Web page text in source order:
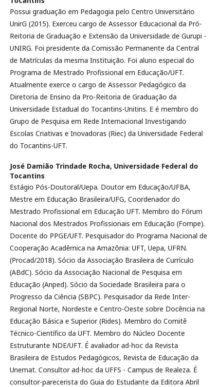
Possui graduação em Pedagogia pelo Centro Universitário
UnirG (2015). Exerceu cargo de Assessor Educacional da Pró-
Reitoria de Graduação e Extensão da Universidade de Gurupi -
UNIRG. Foi presidente da Comissão Permanente da Central
de Matrículas da mesma Instituição. Foi aluno especial do
Programa de Mestrado Profissional em Educação/UFT.
Atualmente exerce o cargo de Assessor Pedagógico da
Diretoria de Ensino da Pro-Reitoria de Graduação da
Universidade Estadual do Tocantins-Unitins. E é membro do
Grupo de Pesquisa em Rede Internacional Investigando
Escolas Criativas e Inovadoras (Riec) da Universidade Federal
do Tocantins-UFT.
José Damião Trindade Rocha, Universidade Federal do
Tocantins
Estágio Pós-Doutoral/Uepa. Doutor em Educação/UFBA,
Mestre em Educação Brasileira/UFG, Coordenador do
Mestrado Profissional em Educação UFT. Membro do Fórum
Nacional dos Mestrados Profissionais em Educação (Fompe).
Docente do PPGE/UFT. Pesquisador do Programa Nacional de
Cooperação Acadêmica na Amazônia: UFT, Uepa, UFRN.
(Procad/2018). Sócio da Associação Brasileira de Currículo
(ABdC). Sócio da Associação Nacional de Pesquisa em
Educação (Anped). Sócio da Sociedade Brasileira para o
Progresso da Ciência (SBPC). Pesquisador da Rede Inter-
Regional Norte, Nordeste e Centro-Oeste sobre Docência na
Educação Básica e Superior (Rides). Membro do Comitê
Técnico-Científico da UFT. Membro do Núcleo Docente
Estruturante NDE/UFT. É avaliador ad-hoc da Revista
Brasileira de Estudos Pedagógicos, Revista de Educação da
Unemat. Consultor ad-hoc da UFFS - Campus de Realeza. É
consultor-parecerista do Guia do Estudante da Editora Abril